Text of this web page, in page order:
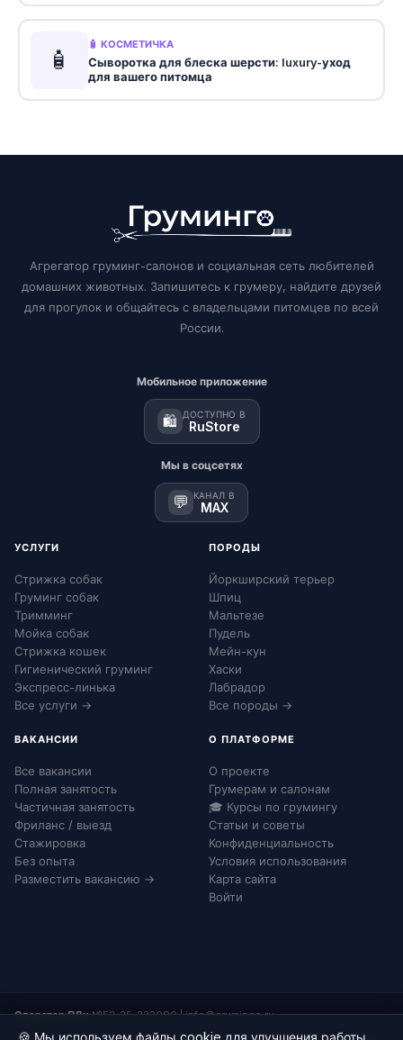
🍪 Мы используем файлы cookie для улучшения работы
🧴
🧴 КОСМЕТИЧКА
Сыворотка для блеска шерсти: luxury-уход
для вашего питомца
Агрегатор груминг-салонов и социальная сеть любителей
домашних животных. Запишитесь к грумеру, найдите друзей
для прогулок и общайтесь с владельцами питомцев по всей
России.
Мобильное приложение
🛍️ ДОСТУПНО В
RuStore
Мы в соцсетях
💬 КАНАЛ В
MAX
УСЛУГИ
Стрижка собак
Груминг собак
Тримминг
Мойка собак
Стрижка кошек
Гигиенический груминг
Экспресс-линька
Все услуги →
ПОРОДЫ
Йоркширский терьер
Шпиц
Мальтезе
Пудель
Мейн-кун
Хаски
Лабрадор
Все породы →
ВАКАНСИИ
Все вакансии
Полная занятость
Частичная занятость
Фриланс / выезд
Стажировка
Без опыта
Разместить вакансию →
О ПЛАТФОРМЕ
О проекте
Грумерам и салонам
🎓 Курсы по грумингу
Статьи и советы
Конфиденциальность
Условия использования
Карта сайта
Войти
Оператор ПДн:№52-25-232090|info@grumingo.ru